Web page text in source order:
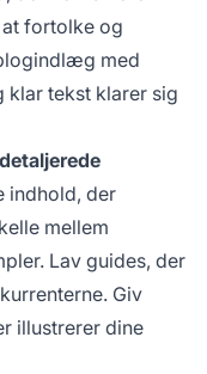
fortolke og
med
tekst klarer sig
indhold, der
mellem
Lav guides, der
Giv
illustrerer dine